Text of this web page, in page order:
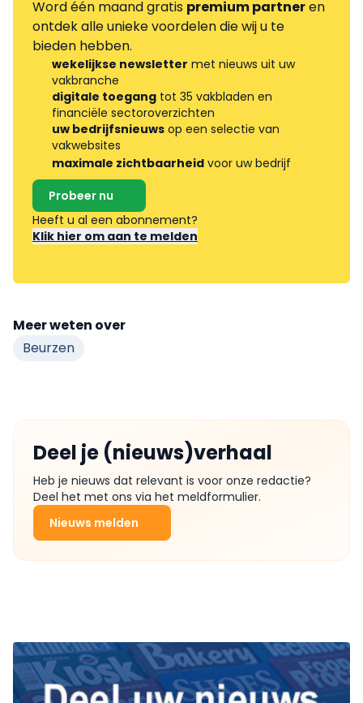
Word één maand gratis premium partneren
ontdek alle unieke voordelen die wij u te
bieden hebben.
wekelijkse newsletter met nieuws uit uw
vakbranche
digitale toegang tot 35 vakbladen en
financiële sectoroverzichten
uw bedrijfsnieuws op een selectie van
vakwebsites
maximale zichtbaarheid voor uw bedrijf
Probeer nu
Heeft u al een abonnement?
Klik hier om aan te melden
Meer weten over
Beurzen
Deel je (nieuws)verhaal
Heb je nieuws dat relevant is voor onze redactie?
Deel het met ons via het meldformulier.
Nieuws melden